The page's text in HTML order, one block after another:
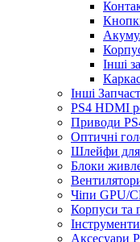
Інші
Інші
PS4 HDMI
Приводи
Оптичні
Шлейфи для
Блоки
Чіпи GPU/
Корпуси та
Аксесуари